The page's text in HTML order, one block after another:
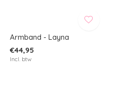
Armband - Layna
€44,95
Incl. btw